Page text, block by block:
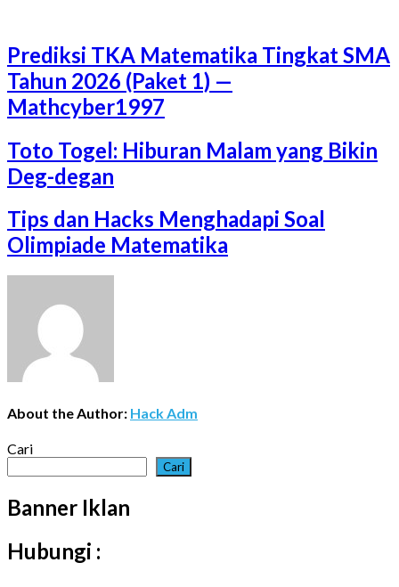
Prediksi TKA Matematika Tingkat SMA
Tahun 2026 (Paket 1) —
Mathcyber1997
Toto Togel: Hiburan Malam yang Bikin
Deg-degan
Tips dan Hacks Menghadapi Soal
Olimpiade Matematika
About the Author: Hack Adm
Cari
Cari
Banner Iklan
Hubungi :